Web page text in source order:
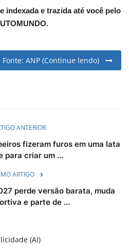
indexada e trazida até você pelo
Fonte: ANP (Continue lendo)
ANTERIOR
fizeram furos em uma lata
para criar um ...
ARTIGO
perde versão barata, muda
e parte de ...
(AI)